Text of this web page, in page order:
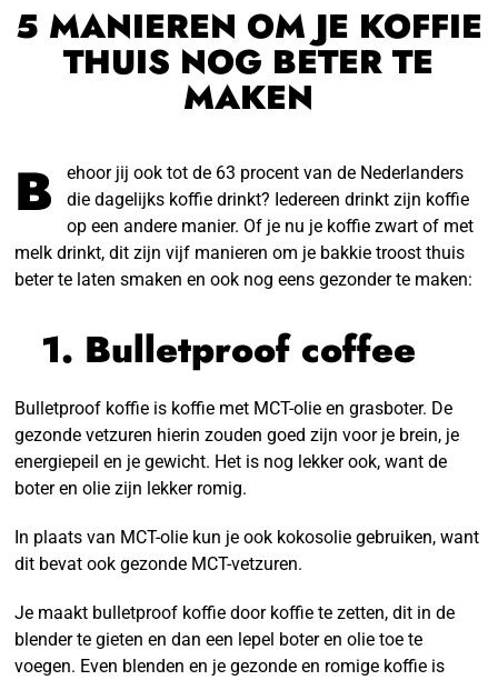
5 MANIEREN OM JE KOFFIE
THUIS NOG BETER TE
MAKEN
B
ehoor jij ook tot de 63 procent van de Nederlanders
die dagelijks koffie drinkt? Iedereen drinkt zijn koffie
op een andere manier. Of je nu je koffie zwart of met
melk drinkt, dit zijn vijf manieren om je bakkie troost thuis
beter te laten smaken en ook nog eens gezonder te maken:
1. Bulletproof coffee
Bulletproof koffie is koffie met MCT-olie en grasboter. De
gezonde vetzuren hierin zouden goed zijn voor je brein, je
energiepeil en je gewicht. Het is nog lekker ook, want de
boter en olie zijn lekker romig.
In plaats van MCT-olie kun je ook kokosolie gebruiken, want
dit bevat ook gezonde MCT-vetzuren.
Je maakt bulletproof koffie door koffie te zetten, dit in de
blender te gieten en dan een lepel boter en olie toe te
voegen. Even blenden en je gezonde en romige koffie is